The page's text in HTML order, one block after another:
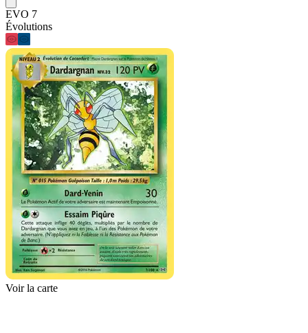
EVO 7
Évolutions
Voir la carte